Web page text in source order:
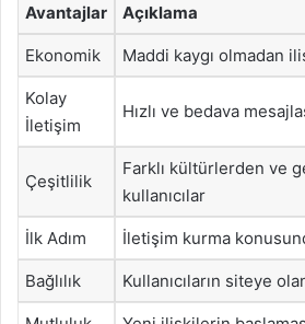
Avantajlar Açıklama
Ekonomik Maddi kaygı olmadan
Kolay
İletişim
Hızlı ve bedava
Çeşitlilik
Farklı kültürlerden ve
kullanıcılar
İlk Adım İletişim kurma
Bağlılık Kullanıcıların siteye